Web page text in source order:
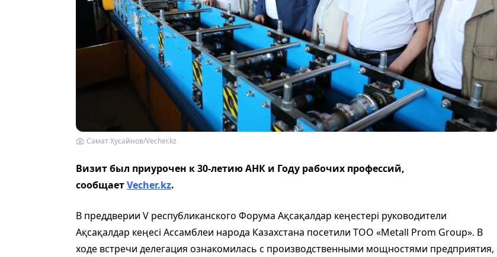
Самат Хусайнов/Vecher.kz
Визит был приурочен к 30-летию АНК и Году рабочих профессий,
сообщаетVecher.kz.
В преддверии V республиканского Форума Ақсақалдар кеңестері руководители
Ақсақалдар кеңесі Ассамблеи народа Казахстана посетили ТОО «Metall Prom Group». В
ходе встречи делегация ознакомилась с производственными мощностями предприятия,